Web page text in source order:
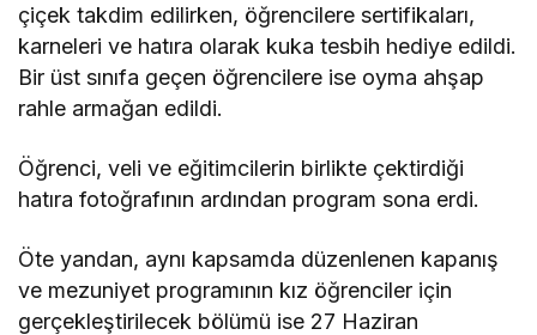
çiçek takdim edilirken, öğrencilere sertifikaları,
karneleri ve hatıra olarak kuka tesbih hediye edildi.
Bir üst sınıfa geçen öğrencilere ise oyma ahşap
rahle armağan edildi.
Öğrenci, veli ve eğitimcilerin birlikte çektirdiği
hatıra fotoğrafının ardından program sona erdi.
Öte yandan, aynı kapsamda düzenlenen kapanış
ve mezuniyet programının kız öğrenciler için
gerçekleştirilecek bölümü ise 27 Haziran